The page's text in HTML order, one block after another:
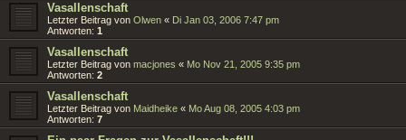
Vasallenschaft
Letzter Beitrag von Olwen « Di Jan 03, 2006 7:47 pm
Antworten: 1
Vasallenschaft
Letzter Beitrag von macjones « Mo Nov 21, 2005 9:35 pm
Antworten: 2
Vasallenschaft
Letzter Beitrag von Maidheike « Mo Aug 08, 2005 4:03 pm
Antworten: 7